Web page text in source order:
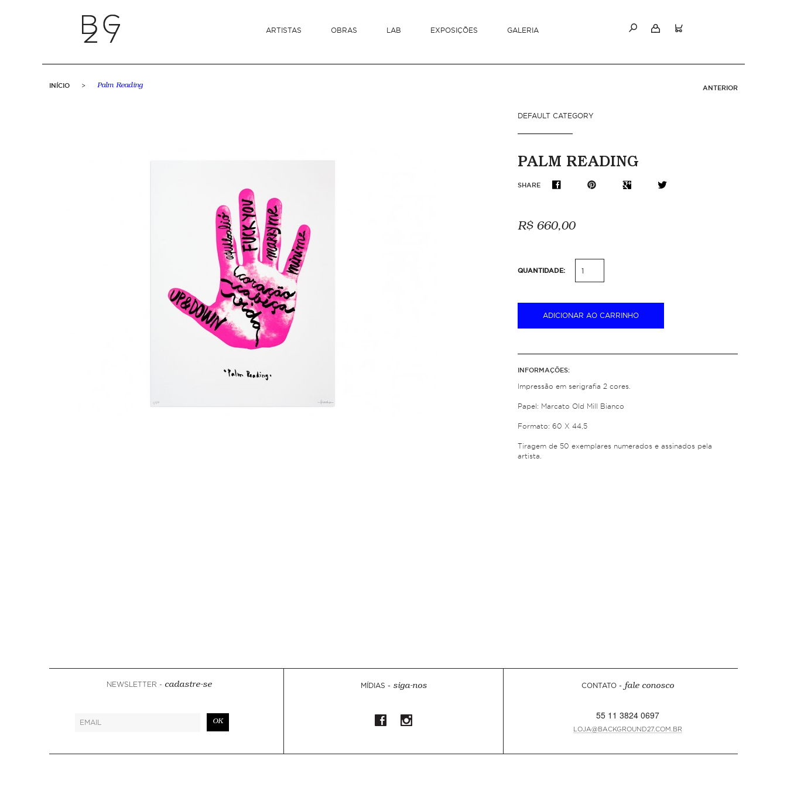
ARTISTAS OBRAS LAB EXPOSIÇÕES GALERIA
INÍCIO > Palm Reading ANTERIOR
DEFAULT CATEGORY
PALM READING
SHARE
R$ 660,00
QUANTIDADE:
ADICIONAR AO CARRINHO
INFORMAÇÕES:
Impressão em serigrafia 2 cores.
Papel: Marcato Old Mill Bianco
Formato: 60 X 44,5
Tiragem de 50 exemplares numerados e assinados pela
artista.
NEWSLETTER - cadastre-se
OK
MÍDIAS - siga-nos CONTATO - fale conosco
55 11 3824 0697
LOJA@BACKGROUND27.COM.BR